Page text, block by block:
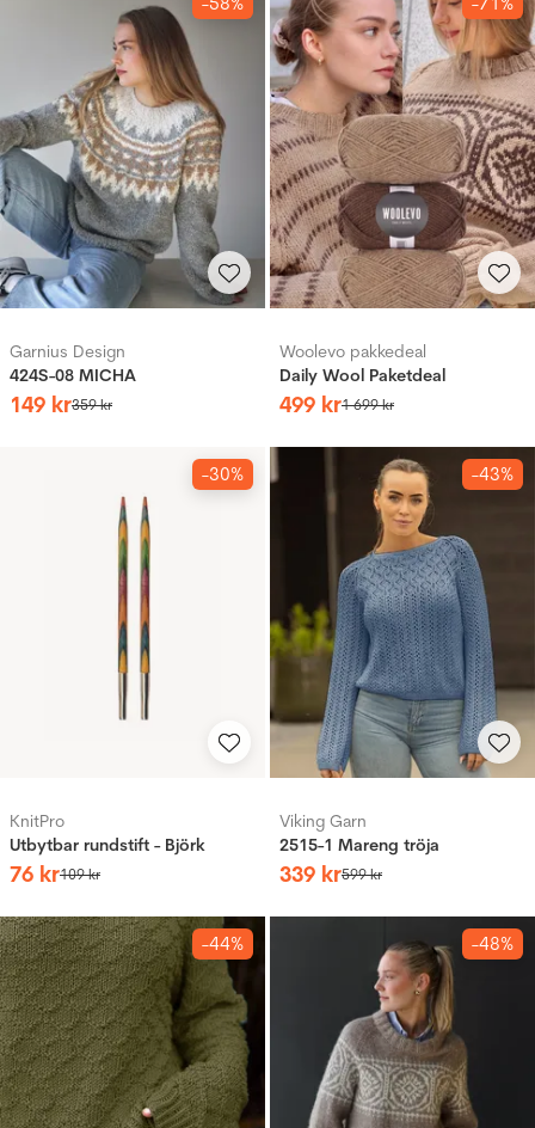
Garnius Design
424S-08 MICHA
149 kr359kr
Woolevo pakkedeal
Daily Wool Paketdeal
499 kr1 699kr
-30%
KnitPro
Utbytbar rundstift - Björk
76 kr109kr
-43%
Viking Garn
2515-1 Mareng tröja
339 kr599kr
-44% -48%